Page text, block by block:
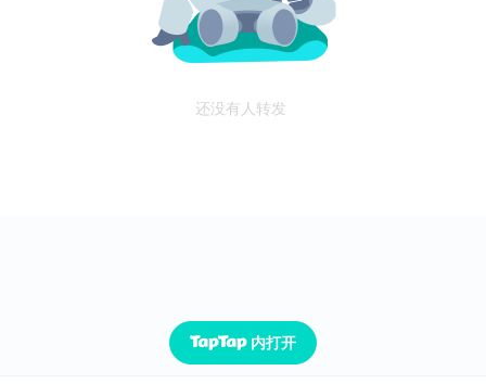
还没有人转发
内打开